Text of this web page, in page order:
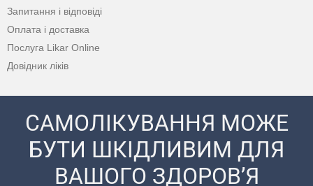
Запитання і відповіді
Оплата і доставка
Послуга Likar Online
Довідник ліків
САМОЛІКУВАННЯ МОЖЕ
БУТИ ШКІДЛИВИМ ДЛЯ
ВАШОГО ЗДОРОВ’Я